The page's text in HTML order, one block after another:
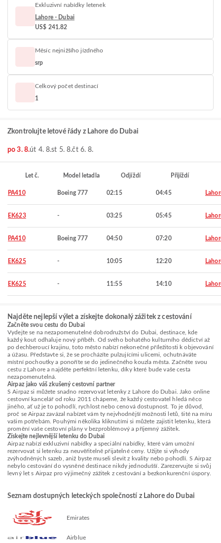
Exkluzivní nabídky letenek
Lahore - Dubai
US$ 241.82
Měsíc nejnižšího jízdného
srp
Celkový počet destinací
1
Zkontrolujte letové řády z Lahore do Dubai
po 3. 8.út 4. 8.st 5. 8.čt 6. 8.
Let č. Model letadla Odjíždí Přijíždí
PA410 Boeing 777 02:15 04:45
EK623 - 03:25 05:45
PA410 Boeing 777 04:50 07:20
EK625 - 10:05 12:20
EK625 - 11:55 14:10
Najděte nejlepší výlet a získejte dokonalý zážitek z cestování
Začněte svou cestu do Dubai
Vydejte se na nezapomenutelné dobrodružství do Dubai, destinace, kde
každý kout odhaluje nový příběh. Od svého bohatého kulturního dědictví až
po dechberoucí krajinu, toto město nabízí nekonečné příležitosti k objevování
a úžasu. Představte si, že se procházíte pulzujícími ulicemi, ochutnáváte
místní pochoutky a ponoříte se do jedinečného kouzla města. Začněte svou
cestu z Lahore a najděte perfektní letenku, díky které bude vaše cesta
nezapomenutelná.
Airpaz jako váš zkušený cestovní partner
S Airpaz si můžete snadno rezervovat letenky z Lahore do Dubai. Jako online
cestovní kancelář od roku 2011 chápeme, že každý cestovatel hledá něco
jiného, ať už je to pohodlí, rychlost nebo cenová dostupnost. To je důvod,
proč se Airpaz zavázal nabízet vám ty nejvhodnější možnosti letů, šité na míru
vašim potřebám. Pouhými několika kliknutími si můžete zajistit letenku, která
promění vaše cestovní plány v bezproblémový a příjemný zážitek.
Získejte nejlevnější letenku do Dubai
Airpaz nabízí exkluzivní nabídky a speciální nabídky, které vám umožní
rezervovat si letenku za neuvěřitelně přijatelné ceny. Užijte si výhody
zvýhodněných sazeb, aniž byste museli slevit z kvality nebo pohodlí. S Airpaz
nebylo cestování do vysněné destinace nikdy jednodušší. Zarezervujte si svůj
levný let s Airpaz pro výjimečný zážitek z cestování a bezkonkurenční úspory.
Seznam dostupných leteckých společností z Lahore do Dubai
Emirates
Airblue